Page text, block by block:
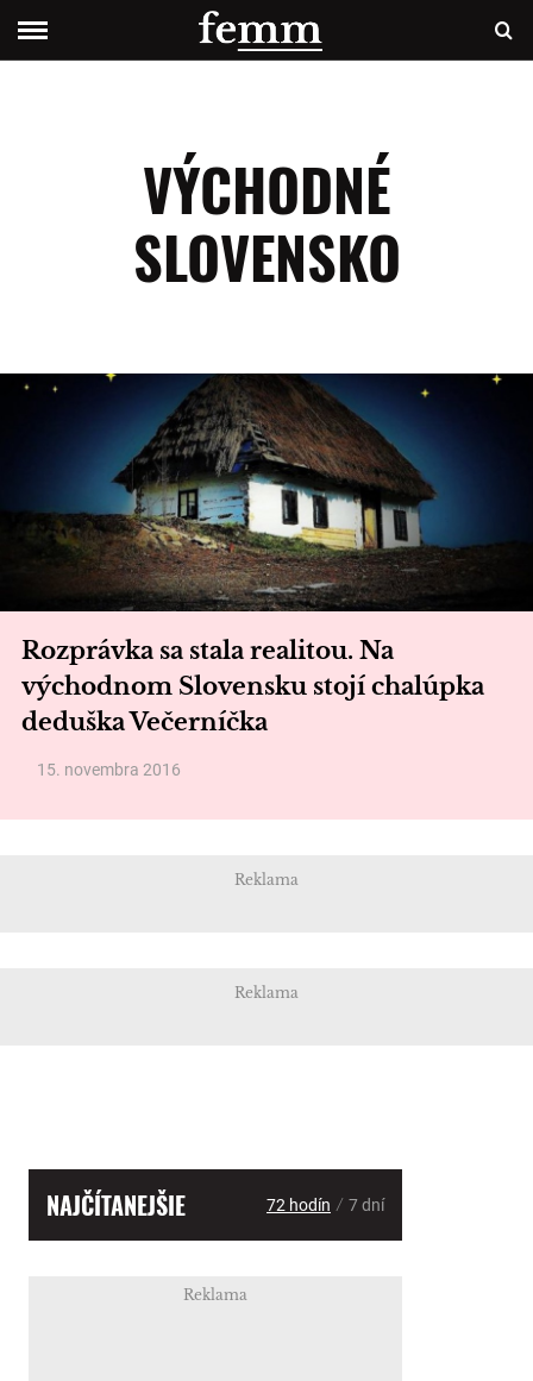
VÝCHODNÉ
SLOVENSKO
Rozprávka sa stala realitou. Na
východnom Slovensku stojí chalúpka
deduška Večerníčka
15. novembra 2016
Reklama
Reklama
NAJČÍTANEJŠIE 72 hodín / 7 dní
Reklama